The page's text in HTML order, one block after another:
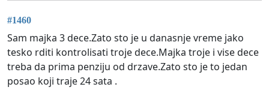
#1460
Sam majka 3 dece.Zato sto je u danasnje vreme jako
tesko rditi kontrolisati troje dece.Majka troje i vise dece
treba da prima penziju od drzave.Zato sto je to jedan
posao koji traje 24 sata .